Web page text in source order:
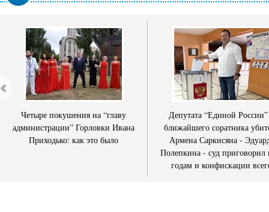
Четыре покушения на “главу
администрации” Горловки Ивана
Приходько: как это было
Депутата “Единой
ближайшего соратника
Армена Саркисяна -
Полепкина - суд приговорил
годам и конфискации